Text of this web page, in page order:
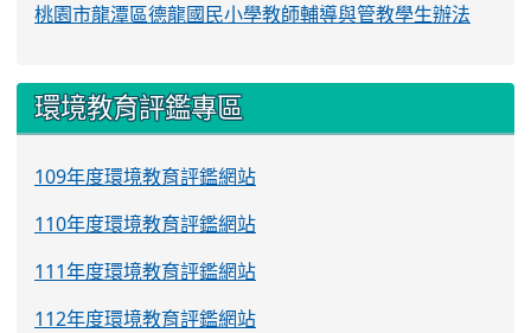
桃園市龍潭區德龍國民小學教師輔導與管教學生辦法
環境教育評鑑專區
109年度環境教育評鑑網站
110年度環境教育評鑑網站
111年度環境教育評鑑網站
112年度環境教育評鑑網站